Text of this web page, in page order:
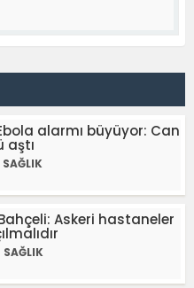
alarmı büyüyor: Can
aştı
SAĞLIK
Askeri hastaneler
SAĞLIK